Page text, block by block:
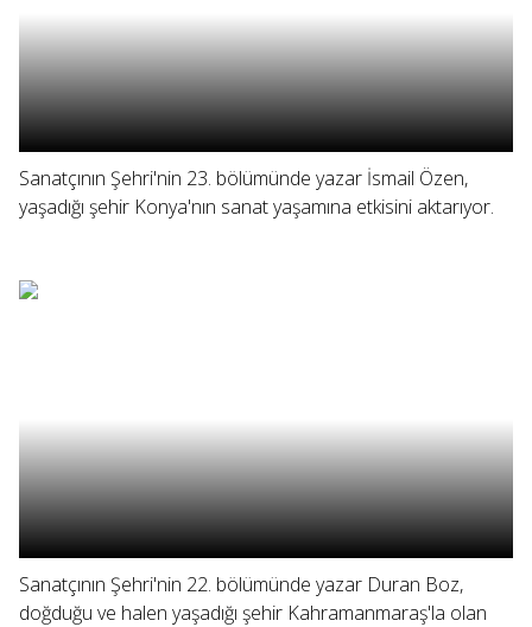
Sanatçının Şehri'nin 23. bölümünde yazar İsmail Özen,
yaşadığı şehir Konya'nın sanat yaşamına etkisini aktarıyor.
Sanatçının Şehri'nin 22. bölümünde yazar Duran Boz,
doğduğu ve halen yaşadığı şehir Kahramanmaraş'la olan